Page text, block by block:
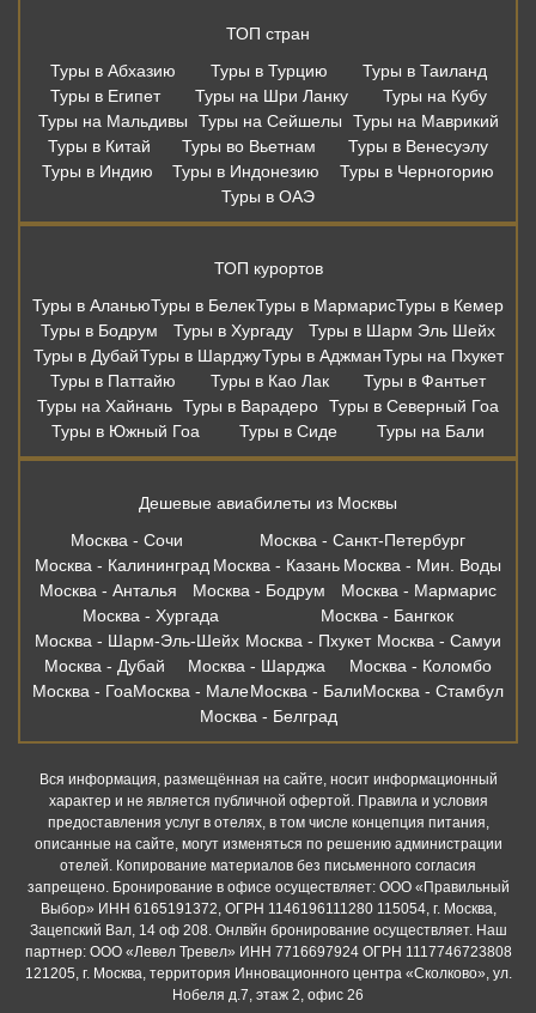
ТОП стран
Туры в Абхазию
Туры в Турцию
Туры в Таиланд
Туры в Египет
Туры на Шри Ланку
Туры на Кубу
Туры на Мальдивы
Туры на Сейшелы
Туры на Маврикий
Туры в Китай
Туры во Вьетнам
Туры в Венесуэлу
Туры в Индию
Туры в Индонезию
Туры в Черногорию
Туры в ОАЭ
ТОП курортов
Туры в АланьюТуры в БелекТуры в МармарисТуры в Кемер
Туры в Бодрум
Туры в Хургаду
Туры в Шарм Эль Шейх
Туры в ДубайТуры в ШарджуТуры в АджманТуры на Пхукет
Туры в Паттайю
Туры в Као Лак
Туры в Фантьет
Туры на Хайнань Туры в Варадеро Туры в Северный Гоа
Туры в Южный Гоа
Туры в Сиде Туры на Бали
Дешевые авиабилеты из Москвы
Москва - Сочи
Москва - Санкт-Петербург
Москва - Калининград Москва - Казань Москва - Мин. Воды
Москва - Анталья
Москва - Бодрум
Москва - Мармарис
Москва - Хургада
Москва - Бангкок
Москва - Шарм-Эль-Шейх Москва - Пхукет Москва - Самуи
Москва - Дубай
Москва - Шарджа
Москва - Коломбо
Москва - ГоаМосква - МалеМосква - БалиМосква - Стамбул
Москва - Белград
Вся информация, размещённая на сайте, носит информационный
характер и не является публичной офертой. Правила и условия
предоставления услуг в отелях, в том числе концепция питания,
описанные на сайте, могут изменяться по решению администрации
отелей. Копирование материалов без письменного согласия
запрещено. Бронирование в офисе осуществляет: ООО «Правильный
Выбор» ИНН 6165191372, ОГРН 1146196111280 115054, г. Москва,
Зацепский Вал, 14 оф 208. Онлвйн бронирование осуществляет. Наш
партнер: ООО «Левел Тревел» ИНН 7716697924 ОГРН 1117746723808
121205, г. Москва, территория Инновационного центра «Сколково», ул.
Нобеля д.7, этаж 2, офис 26